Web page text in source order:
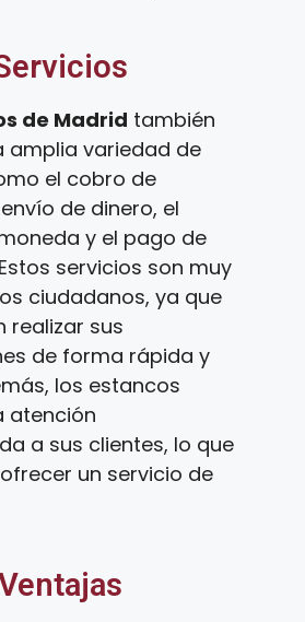
de Madrid también
amplia variedad de
el cobro de
de dinero, el
y el pago de
servicios son muy
ciudadanos, ya que
realizar sus
de forma rápida y
los estancos
atención
a sus clientes, lo que
un servicio de